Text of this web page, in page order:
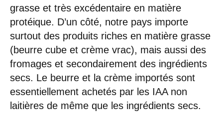
grasse et très excédentaire en matière
protéique. D’un côté, notre pays importe
surtout des produits riches en matière grasse
(beurre cube et crème vrac), mais aussi des
fromages et secondairement des ingrédients
secs. Le beurre et la crème importés sont
essentiellement achetés par les IAA non
laitières de même que les ingrédients secs.